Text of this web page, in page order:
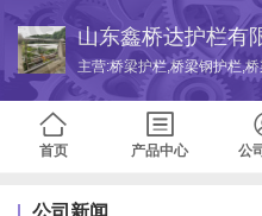
山东鑫桥达护栏有
主营:桥梁护栏,桥梁钢护栏,
首页 产品中心 公
公司新闻